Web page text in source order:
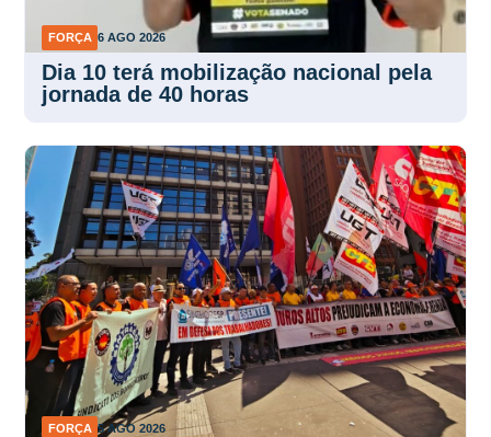
FORÇA 6 AGO 2026
Dia 10 terá mobilização nacional pela
jornada de 40 horas
FORÇA 5 AGO 2026